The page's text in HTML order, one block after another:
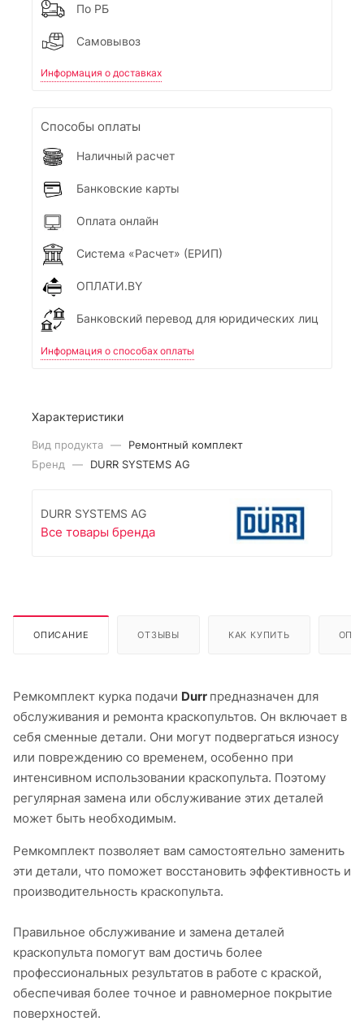
По РБ
Самовывоз
Информация о доставках
Способы оплаты
Наличный расчет
Банковские карты
Оплата онлайн
Система «Расчет» (ЕРИП)
ОПЛАТИ.BY
Банковский перевод для юридических лиц
Информация о способах оплаты
Характеристики
Вид продукта —
Ремонтный комплект
Бренд — DURR SYSTEMS AG
DURR SYSTEMS AG
Все товары бренда
ОПИСАНИЕ ОТЗЫВЫ КАК КУПИТЬ
Ремкомплект курка подачи Durr предназначен для
обслуживания и ремонта краскопультов. Он включает в
себя сменные детали. Они могут подвергаться износу
или повреждению со временем, особенно при
интенсивном использовании краскопульта. Поэтому
регулярная замена или обслуживание этих деталей
может быть необходимым.
Ремкомплект позволяет вам самостоятельно заменить
эти детали, что поможет восстановить эффективность и
производительность краскопульта.
Правильное обслуживание и замена деталей
краскопульта помогут вам достичь более
профессиональных результатов в работе с краской,
обеспечивая более точное и равномерное покрытие
поверхностей.